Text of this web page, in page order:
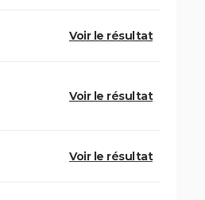
Voir le résultat
Voir le résultat
Voir le résultat